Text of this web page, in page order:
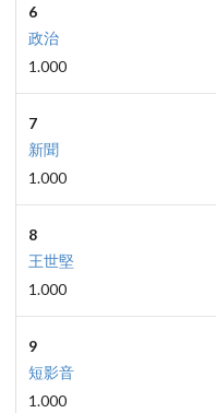
6
政治
1.000
7
新聞
1.000
8
王世堅
1.000
9
短影音
1.000